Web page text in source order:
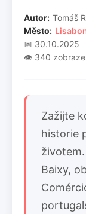
Autor: Tomáš
Město:
📅 30.10.2025
👁️ 340
Zažijte
historie
Baixy,